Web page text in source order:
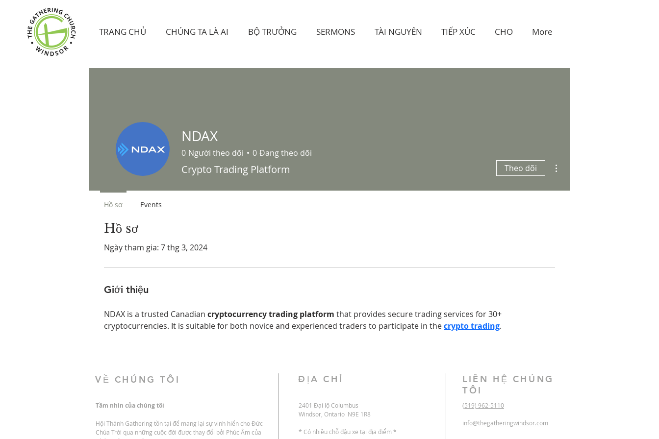
TRANG CHỦ CHÚNG TA LÀ AI BỘ TRƯỞNG SERMONS TÀI NGUYÊN TIẾP XÚC CHO More
Hồ sơ
Ngày tham gia: 7 thg 3, 2024
Giới thiệu
NDAX is a trusted Canadian cryptocurrency trading platform that provides secure trading services for 30+
cryptocurrencies. It is suitable for both novice and experienced traders to participate in the crypto trading.
NDAX
0 Người theo dõi 0 Đang theo dõi
Crypto Trading Platform Theo dõi
Hồ sơ Events
VỀ CHÚNG TÔI
Tầm nhìn của chúng tôi
Hội Thánh Gathering tồn tại để mang lại sự vinh hiển cho Đức
Chúa Trời qua những cuộc đời được thay đổi bởi Phúc Âm của
ĐỊA CHỈ
2401 Đại lộ Columbus
Windsor, Ontario N9E 1R8
* Có nhiều chỗ đậu xe tại địa điểm *
LIÊN HỆ CHÚNG
TÔI
(519) 962-5110
info@thegatheringwindsor.com